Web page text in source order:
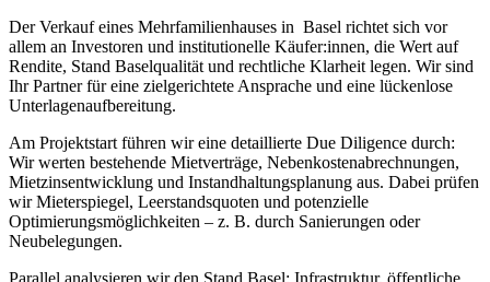
Der Verkauf eines Mehrfamilienhauses in Basel richtet sich vor
allem an Investoren und institutionelle Käufer:innen, die Wert auf
Rendite, Stand Baselqualität und rechtliche Klarheit legen. Wir sind
Ihr Partner für eine zielgerichtete Ansprache und eine lückenlose
Unterlagenaufbereitung.
Am Projektstart führen wir eine detaillierte Due Diligence durch:
Wir werten bestehende Mietverträge, Nebenkostenabrechnungen,
Mietzinsentwicklung und Instandhaltungsplanung aus. Dabei prüfen
wir Mieterspiegel, Leerstandsquoten und potenzielle
Optimierungsmöglichkeiten – z. B. durch Sanierungen oder
Neubelegungen.
Parallel analysieren wir den Stand Basel: Infrastruktur, öffentliche